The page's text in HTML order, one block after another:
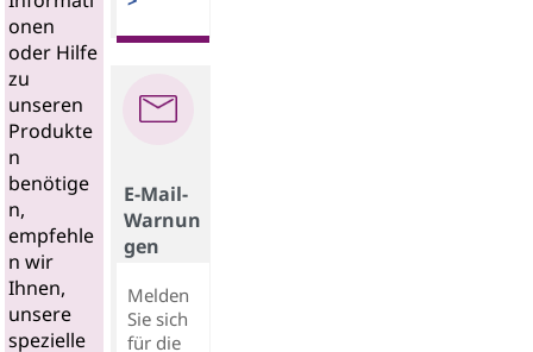
onen
oder Hilfe
zu
unseren
Produkte
n
benötige
n,
empfehle
n wir
Ihnen,
unsere
spezielle
E-Mail-
Warnun
gen
Melden
Sie sich
für die